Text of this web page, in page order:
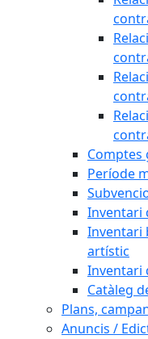
Comptes
Període
Inventari
Inventari
artístic
Inventari
Catàleg
Plans,
Anuncis /